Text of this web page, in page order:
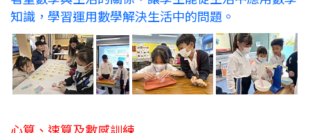
知識，學習運用數學解決生活中的問題。